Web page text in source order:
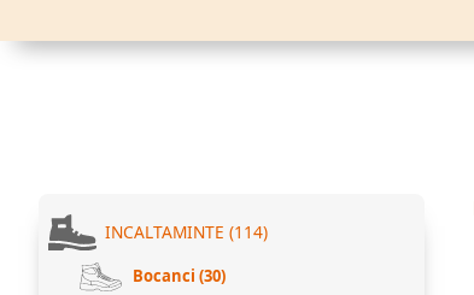
INCALTAMINTE (114)
Bocanci (30)